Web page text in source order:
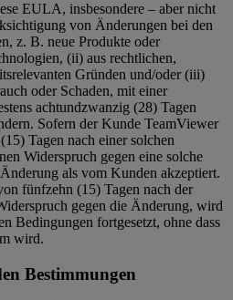
EULA, insbesondere – aber nicht
von Änderungen bei den
z. B. neue Produkte oder
(ii) aus rechtlichen,
Gründen und/oder (iii)
oder Schaden, mit einer
achtundzwanzig (28) Tagen
Sofern der Kunde TeamViewer
Tagen nach einer solchen
Widerspruch gegen eine solche
als vom Kunden akzeptiert.
fünfzehn (15) Tagen nach der
gegen die Änderung, wird
Bedingungen fortgesetzt, ohne dass
wird.
Bestimmungen